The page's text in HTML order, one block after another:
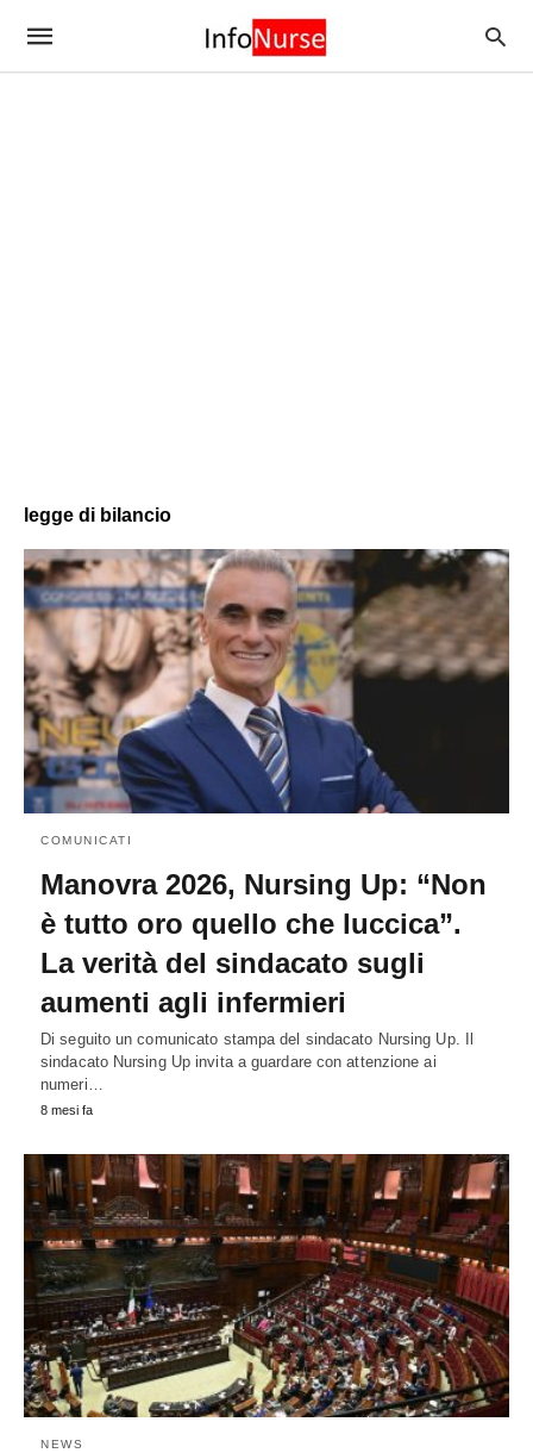
legge di bilancio
COMUNICATI
Manovra 2026, Nursing Up: “Non
è tutto oro quello che luccica”.
La verità del sindacato sugli
aumenti agli infermieri
Di seguito un comunicato stampa del sindacato Nursing Up. Il
sindacato Nursing Up invita a guardare con attenzione ai
numeri…
8 mesi fa
NEWS